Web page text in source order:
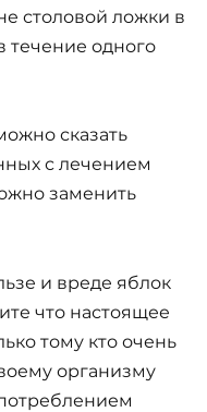
столовой ложки в
течение одного
сказать
с лечением
заменить
и вреде яблок
что настоящее
тому кто очень
организму